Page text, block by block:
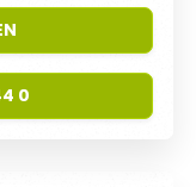
0